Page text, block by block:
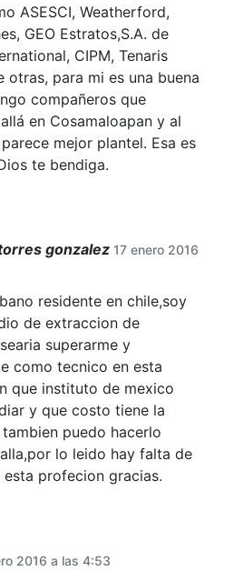
ASESCI, Weatherford,
GEO Estratos,S.A. de
CIPM, Tenaris
otras, para mi es una buena
compañeros que
en Cosamaloapan y al
mejor plantel. Esa es
te bendiga.
gonzalez 17 enero 2016
residente en chile,soy
de extraccion de
superarme y
como tecnico en esta
que instituto de mexico
y que costo tiene la
puedo hacerlo
lo leido hay falta de
profecion gracias.
2016 a las 4:53